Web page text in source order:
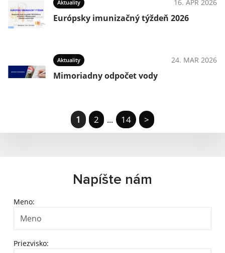
Aktuality 16. APR 2026
Európsky imunizačný týždeň 2026
Aktuality 24. MAR 2026
Mimoriadny odpočet vody
1 2 ... 14 >
Napíšte nám
Meno:
Priezvisko: